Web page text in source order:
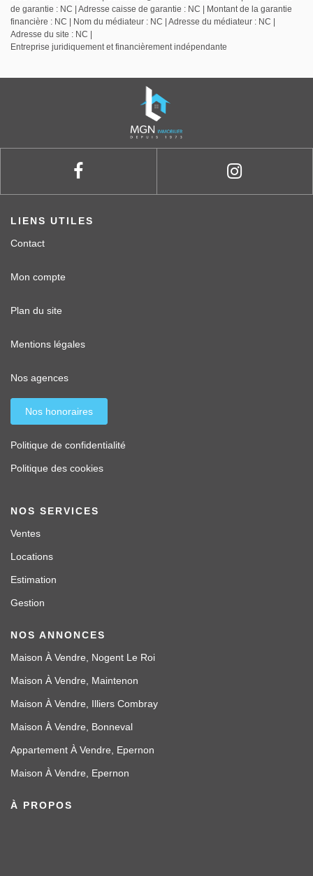
de garantie : NC | Adresse caisse de garantie : NC | Montant de la garantie
financière : NC | Nom du médiateur : NC | Adresse du médiateur : NC |
Adresse du site : NC |
Entreprise juridiquement et financièrement indépendante
LIENS UTILES
Contact
Mon compte
Plan du site
Mentions légales
Nos agences
Nos honoraires
Politique de confidentialité
Politique des cookies
NOS SERVICES
Ventes
Locations
Estimation
Gestion
NOS ANNONCES
Maison À Vendre, Nogent Le Roi
Maison À Vendre, Maintenon
Maison À Vendre, Illiers Combray
Maison À Vendre, Bonneval
Appartement À Vendre, Epernon
Maison À Vendre, Epernon
À PROPOS